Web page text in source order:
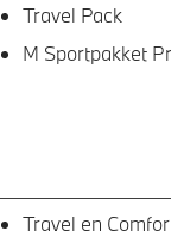
Travel Pack
M Sportpakket
Travel en